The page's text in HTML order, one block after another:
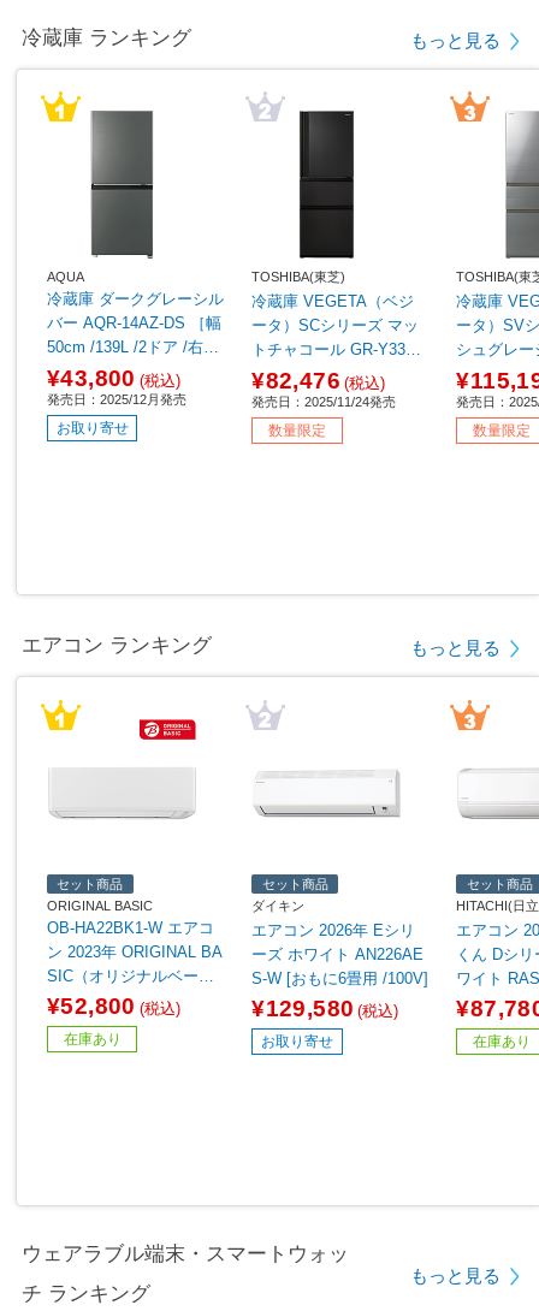
冷蔵庫 ランキング もっと見る
AQUA
冷蔵庫 ダークグレーシル
バー AQR-14AZ-DS ［幅
50cm /139L /2ドア /右開
きタイプ /2025年］
¥43,800 (税込)
発売日：2025/12月発売
お取り寄せ
TOSHIBA(東芝)
冷蔵庫 VEGETA（ベジ
ータ）SCシリーズ マッ
トチャコール GR-Y33SC
(KZ) ［幅60cm /326L /3
ドア /右開きタイプ /202
5年］【基本設置料金セ
ット】
¥82,476 (税込)
発売日：2025/11/24発売
数量限定
TOSHIBA(東
冷蔵庫
ータ）SV
シュグレ
SV(ZH) ［
/3ドア /右
25年］ 【
セット】
発売日：
数量限定
エアコン ランキング もっと見る
セット商品
ORIGINAL BASIC
OB-HA22BK1-W エアコ
ン 2023年 ORIGINAL BA
SIC（オリジナルベーシ
ック） ホワイト [おもに
6畳用 /100V]
¥52,800 (税込)
在庫あり
セット商品
ダイキン
エアコン 2026年 Eシリ
ーズ ホワイト AN226AE
S-W [おもに6畳用 /100V]
¥129,580 (税込)
お取り寄せ
セット商品
HITACHI(日
エアコン
くん Dシ
ワイト
[おもに6畳
在庫あり
ウェアラブル端末・スマートウォッ
チ ランキング
もっと見る